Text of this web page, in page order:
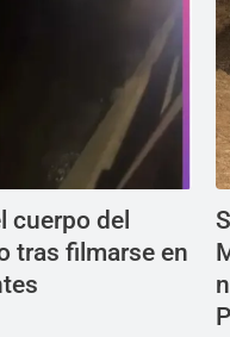
cuerpo del
tras filmarse en